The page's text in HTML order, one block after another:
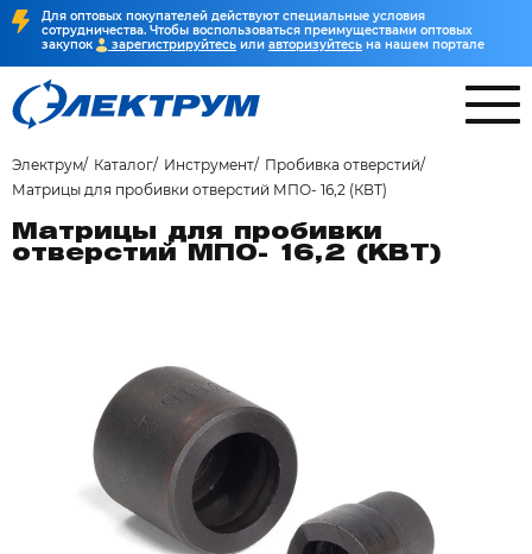
Для оптовых покупателей действуют специальные условия
сотрудничества. Чтобы воспользоваться преимуществами оптовых
закупок
зарегистрируйтесь или авторизуйтесь на нашем портале
Электрум Каталог Инструмент
Пробивка отверстий
Матрицы для пробивки отверстий МПО- 16,2 (КВТ)
Матрицы для пробивки
отверстий МПО- 16,2 (КВТ)